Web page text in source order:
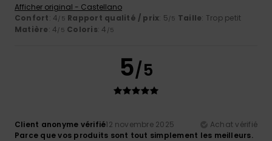
Afficher original - Castellano
Confort: 4/5 Rapport qualité / prix: 5/5 Taille: Trop petit
Matière: 4/5 Coloris: 4 /5
5/5
Client anonyme vérifié12 novembre 2025
Achat vérifié
Parce que vos produits sont tout simplement les meilleurs.